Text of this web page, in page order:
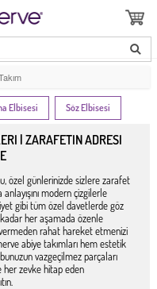
Elbisesi Söz Elbisesi
| ZARAFETIN ADRESI
özel günlerinizde sizlere zarafet
modern çizgilerle
gibi tüm özel davetlerde göz
her aşamada özenle
vermeden rahat hareket etmenizi
abiye takımları hem estetik
vazgeçilmez parçaları
her zevke hitap eden